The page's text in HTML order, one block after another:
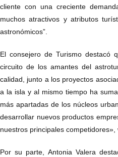
cliente con una creciente
muchos atractivos y atributos
astronómicos”.
El consejero de Turismo destacó
circuito de los amantes del
calidad, junto a los proyectos
a la isla y al mismo tiempo ha
más apartadas de los núcleos
desarrollar nuevos productos
nuestros principales
Por su parte, Antonia Valera